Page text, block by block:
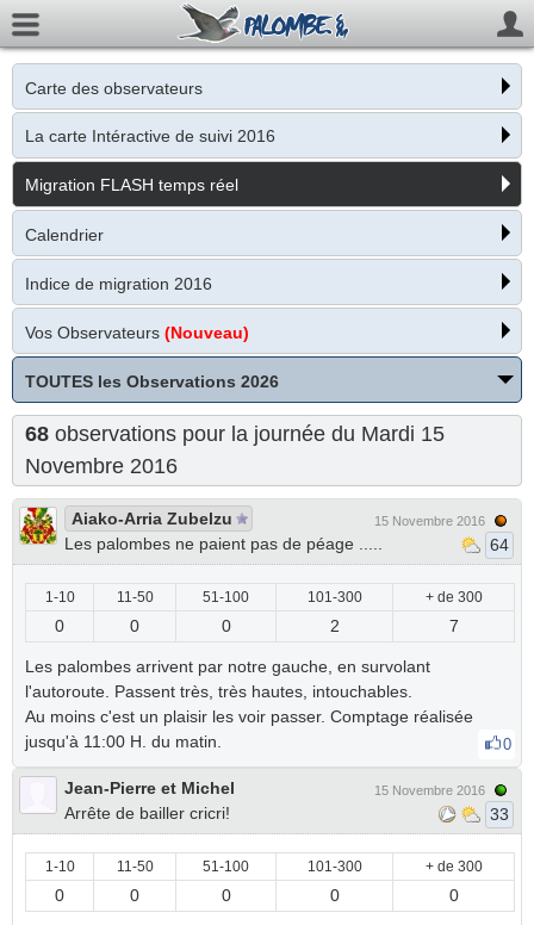
Carte des observateurs
La carte Intéractive de suivi 2016
Migration FLASH temps réel
Calendrier
Indice de migration 2016
Vos Observateurs (Nouveau)
TOUTES les Observations 2026
68 observations pour la journée du Mardi 15
Novembre 2016
Aiako-Arria Zubelzu
Les palombes ne paient pas de péage .....
15 Novembre 2016
64
1-10 11-50 51-100 101-300 + de 300
0 0 0 2 7
Les palombes arrivent par notre gauche, en survolant
l'autoroute. Passent très, très hautes, intouchables.
Au moins c'est un plaisir les voir passer. Comptage réalisée
jusqu'à 11:00 H. du matin.
0
Jean-Pierre et Michel
Arrête de bailler cricri!
15 Novembre 2016
33
1-10 11-50 51-100 101-300 + de 300
0 0 0 0 0